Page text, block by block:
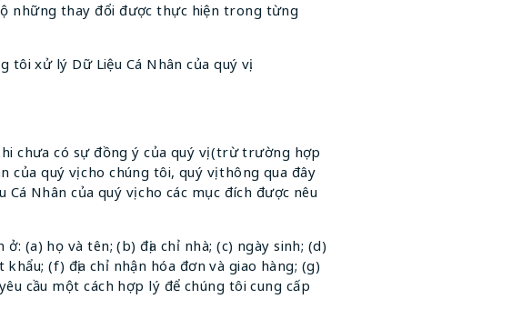
những thay đổi được thực hiện trong từng
xử lý Dữ Liệu Cá Nhân của quý vị.
chưa có sự đồng ý của quý vị (trừ trường hợp
của quý vị cho chúng tôi, quý vị thông qua đây
Nhân của quý vị cho các mục đích được nêu
(a) họ và tên; (b) địa chỉ nhà; (c) ngày sinh; (d)
(f) địa chỉ nhận hóa đơn và giao hàng; (g)
cầu một cách hợp lý để chúng tôi cung cấp